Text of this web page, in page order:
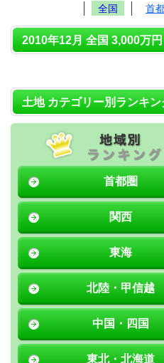
全国 首
2010年12月 全国 3,000万
土地 カテゴリー別ランキン
首都圏
関西
東海
北陸・甲信越
中国・四国
東北・北海道